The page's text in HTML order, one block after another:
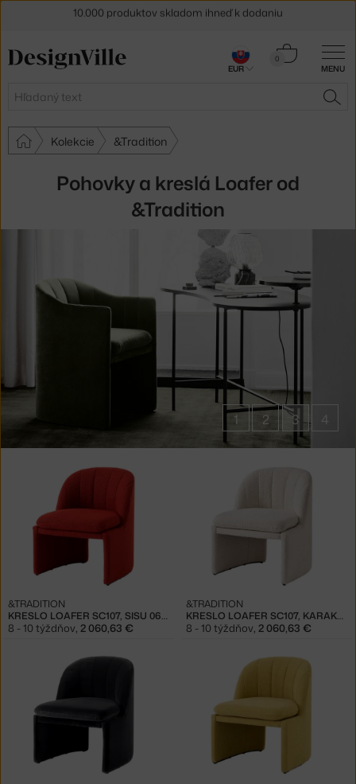
MENU
Hľadať
0
Košík
Kolekcie &Tradition
Pohovky a kreslá Loafer od
&Tradition
1 2 3 4
Pohovky
Loafer
KRESLO LOAFER SC107, SISU 0655
&TRADITION
8 - 10 týždňov 2 060,63 €
KRESLO LOAFER SC107, KARAKORUM 0001
&TRADITION
8 - 10 týždňov 2 060,63 €
5 % zľava pre odberateľovnewslettera
30 dní na vrátenie tovaru
EUR